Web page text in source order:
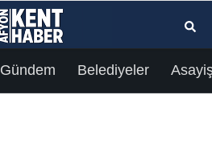
Gündem Belediyeler